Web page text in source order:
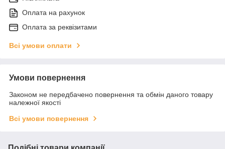
Оплата на рахунок
Оплата за реквізитами
Всі умови оплати
Умови повернення
Законом не передбачено повернення та обмін даного товару
належної якості
Всі умови повернення